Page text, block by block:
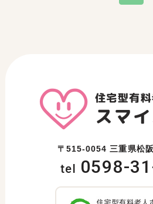
〒515-0054 三重県松
tel 0598-